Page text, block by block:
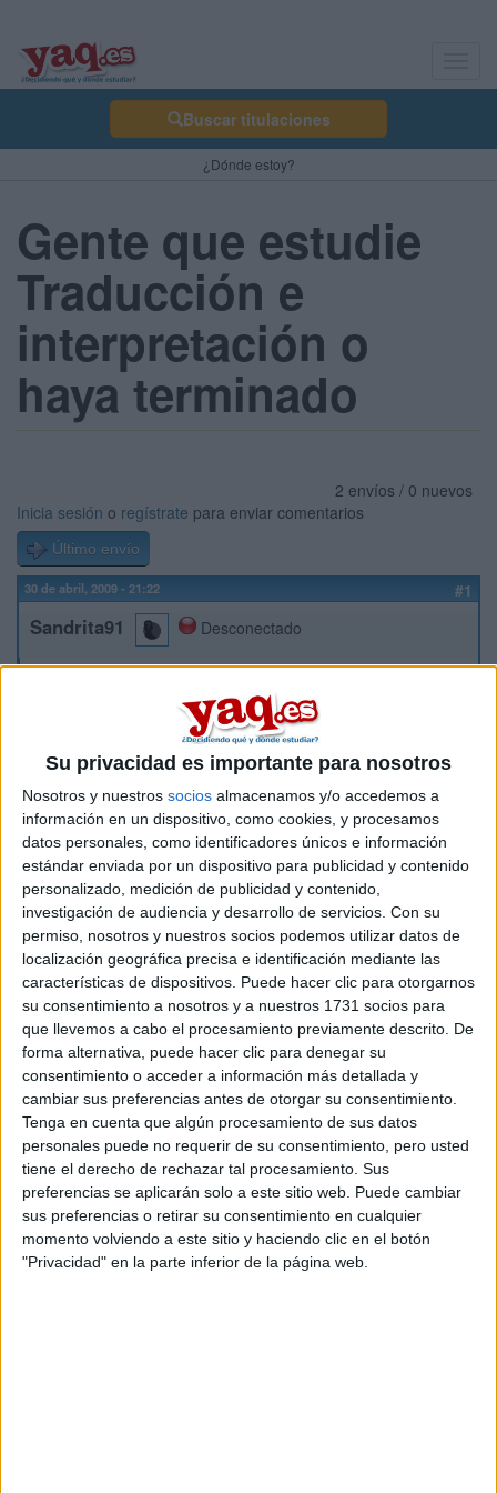
Su privacidad es importante para nosotros
Nosotros y nuestros socios almacenamos y/o accedemos a
información en un dispositivo, como cookies, y procesamos
datos personales, como identificadores únicos e información
estándar enviada por un dispositivo para publicidad y contenido
personalizado, medición de publicidad y contenido,
investigación de audiencia y desarrollo de servicios. Con su
permiso, nosotros y nuestros socios podemos utilizar datos de
localización geográfica precisa e identificación mediante las
características de dispositivos. Puede hacer clic para otorgarnos
su consentimiento a nosotros y a nuestros 1731 socios para
que llevemos a cabo el procesamiento previamente descrito. De
forma alternativa, puede hacer clic para denegar su
consentimiento o acceder a información más detallada y
cambiar sus preferencias antes de otorgar su consentimiento.
Tenga en cuenta que algún procesamiento de sus datos
personales puede no requerir de su consentimiento, pero usted
tiene el derecho de rechazar tal procesamiento. Sus
preferencias se aplicarán solo a este sitio web. Puede cambiar
sus preferencias o retirar su consentimiento en cualquier
momento volviendo a este sitio y haciendo clic en el botón
"Privacidad" en la parte inferior de la página web.
Buscar titulaciones
¿Dónde estoy?
Gente que estudie
Traducción e
interpretación o
haya terminado
2 envíos / 0 nuevos
Inicia sesión o regístrate para enviar comentarios
Último envío
30 de abril, 2009 - 21:22 #1
Sandrita91
Desconectado
Holaaa
Ya he escrito otras veces sobre dudas de traduccion e
interpretación pero ya he decidido que voy a estudiarlo. Me
gustaria hablar con gente que estudie ese o ya haya
terminado para preguntar algunas dudas que no tengo muy
claras porque no quiero arrepentirme de haberme metido en
traducción una vez empezao el curso. Os agradecería mucho
si alguien quisiera darme su email o algo o de alguna otra
forma. Si alguien quiere contactar conmigo o ve que puede
ayudarme, decidme algo
Muchisimas gracias a todos =)
Inicio
Etiquetas: La universidad - un mundo